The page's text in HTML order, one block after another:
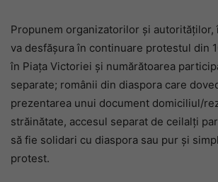
Propunem organizatorilor şi autorităţilor,
va desfăşura în continuare protestul din
în Piaţa Victoriei şi numărătoarea
separate; românii din diaspora care
prezentarea unui document domiciliul/
străinătate, accesul separat de ceilalţi
să fie solidari cu diaspora sau pur şi
protest.